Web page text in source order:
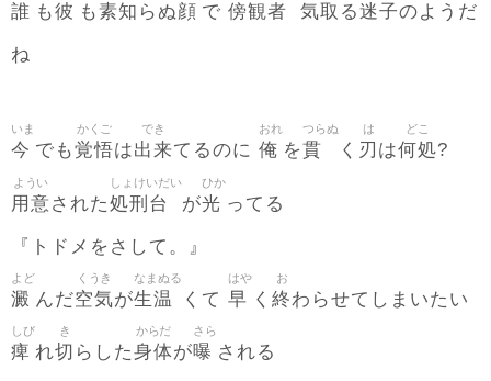
誰 も彼 も素知 らぬ顔 で 傍観者 気取 る迷子のようだ
ね
今
いま
でも覚悟
かくご
は出来
でき
てるのに 俺
おれ
を貫
つらぬ
く 刃
は
は何処
どこ
?
用意
ようい
された処刑台
しょけいだい
が光
ひか
ってる
『トドメをさして。』
澱
よど
んだ空気
くうき
が生温
なまぬる
くて 早
はや
く 終
お
わらせてしまいたい
痺
しび
れ切
き
らした身体
からだ
が曝
さら
される